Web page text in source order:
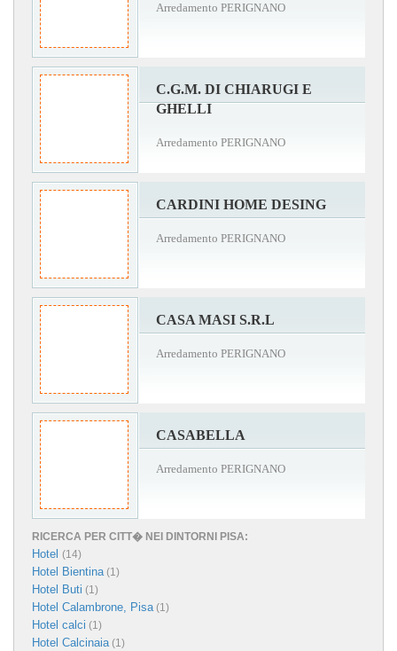
Arredamento PERIGNANO
C.G.M. DI CHIARUGI E
GHELLI
Arredamento PERIGNANO
CARDINI HOME DESING
Arredamento PERIGNANO
CASA MASI S.R.L
Arredamento PERIGNANO
CASABELLA
Arredamento PERIGNANO
RICERCA PER CITT� NEI DINTORNI PISA:
Hotel (14)
Hotel Bientina(1)
Hotel Buti (1)
Hotel Calambrone, Pisa(1)
Hotel calci (1)
Hotel Calcinaia(1)